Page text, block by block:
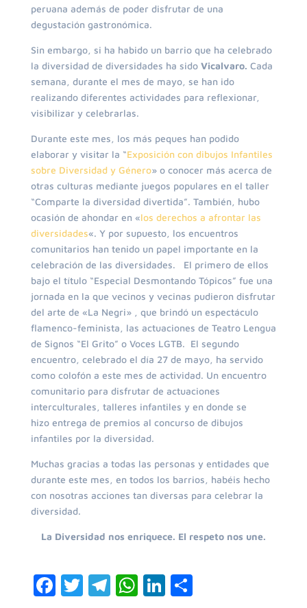
peruana además de poder disfrutar de una
degustación gastronómica.
Sin embargo, si ha habido un barrio que ha celebrado
la diversidad de diversidades ha sido Vicalvaro. Cada
semana, durante el mes de mayo, se han ido
realizando diferentes actividades para reflexionar,
visibilizar y celebrarlas.
Durante este mes, los más peques han podido
elaborar y visitar la “Exposición con dibujos Infantiles
sobre Diversidad y Género» o conocer más acerca de
otras culturas mediante juegos populares en el taller
“Comparte la diversidad divertida”. También, hubo
ocasión de ahondar en «los derechos a afrontar las
diversidades«. Y por supuesto, los encuentros
comunitarios han tenido un papel importante en la
celebración de las diversidades. El primero de ellos
bajo el título “Especial Desmontando Tópicos” fue una
jornada en la que vecinos y vecinas pudieron disfrutar
del arte de «La Negri» , que brindó un espectáculo
flamenco-feminista, las actuaciones de Teatro Lengua
de Signos “El Grito” o Voces LGTB. El segundo
encuentro, celebrado el día 27 de mayo, ha servido
como colofón a este mes de actividad. Un encuentro
comunitario para disfrutar de actuaciones
interculturales, talleres infantiles y en donde se
hizo entrega de premios al concurso de dibujos
infantiles por la diversidad.
Muchas gracias a todas las personas y entidades que
durante este mes, en todos los barrios, habéis hecho
con nosotras acciones tan diversas para celebrar la
diversidad.
La Diversidad nos enriquece. El respeto nos une.
F T T W Li C